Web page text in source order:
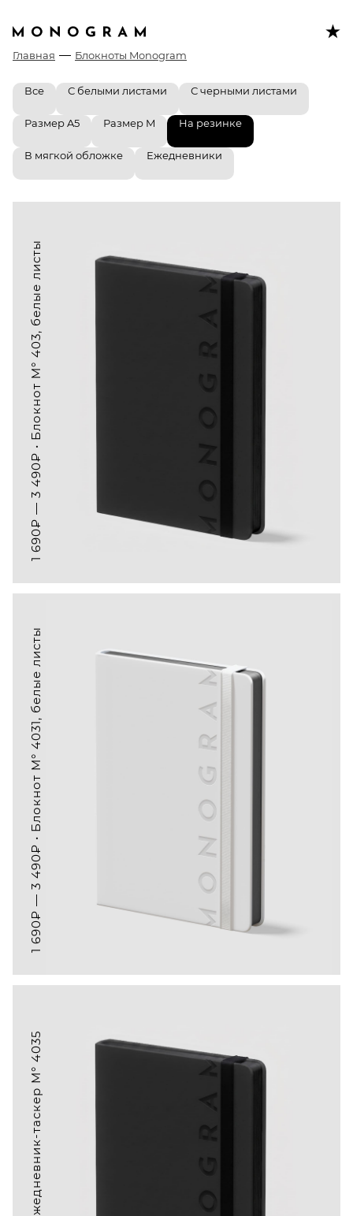
Главная Блокноты Monogram
Все С белыми листами С черными листами
Размер A5 Размер M На резинке
В мягкой обложке Ежедневники
1 690₽ — 3 490₽ • Блокнот M° 403, белые листы
1 690₽ — 3 490₽ • Блокнот M° 4031, белые листы